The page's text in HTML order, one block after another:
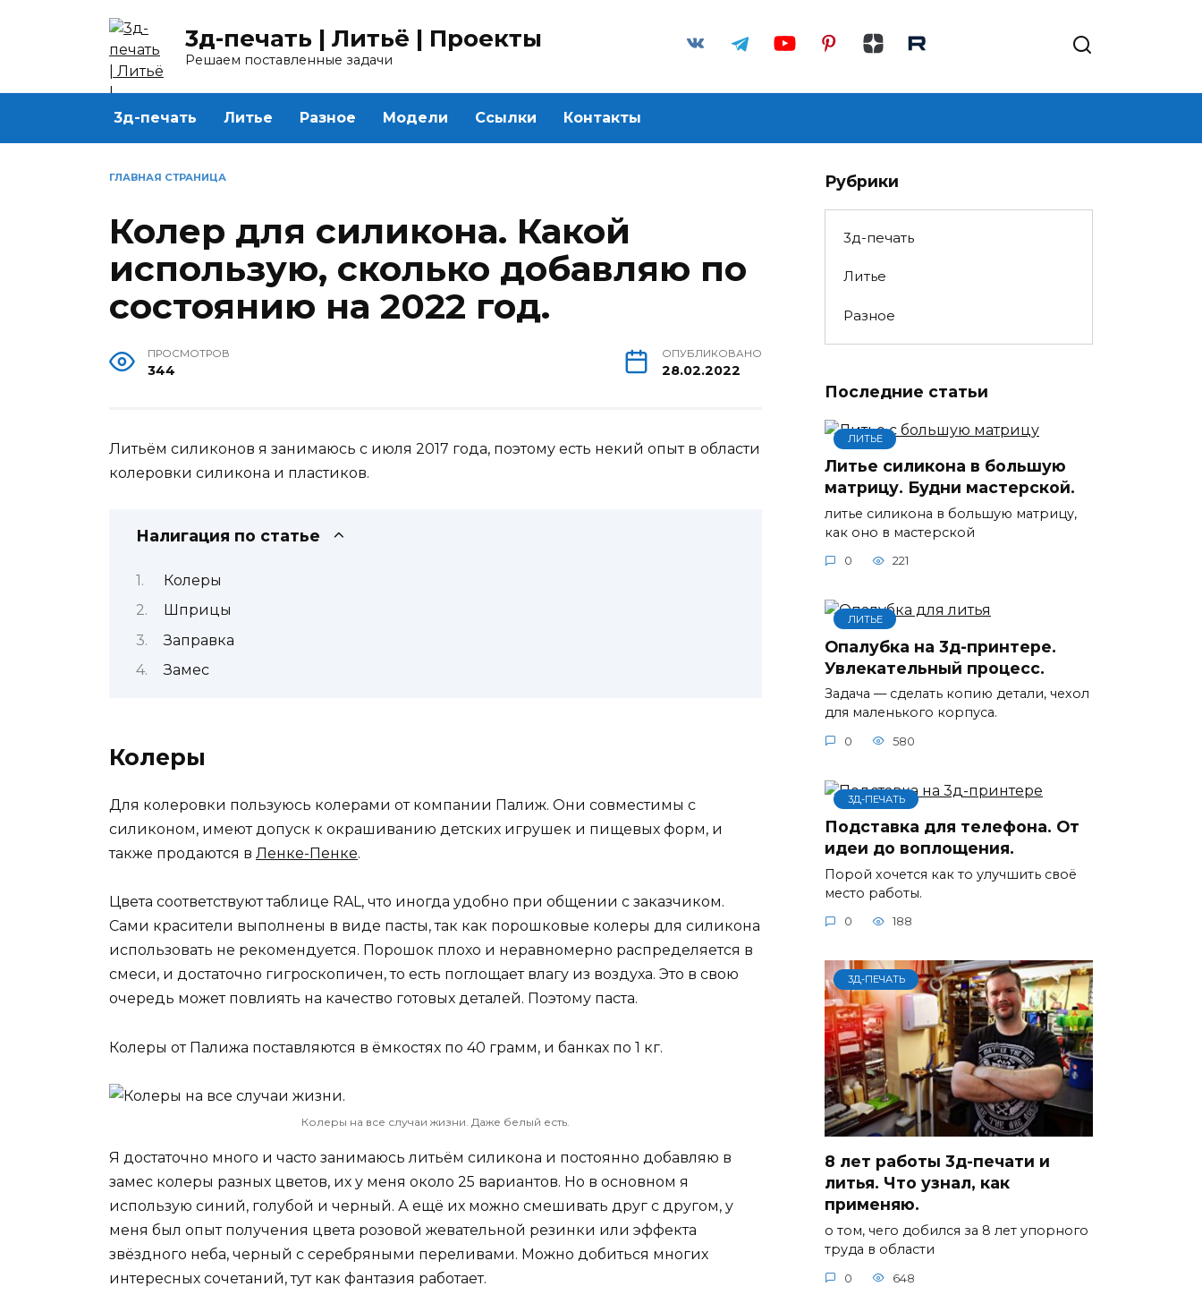
3д-печать | Литьё | Проекты
Решаем поставленные задачи
3д-печать Литье Разное Модели Cсылки Контакты
ГЛАВНАЯ СТРАНИЦА
Колер для силикона. Какой
использую, сколько добавляю по
состоянию на 2022 год.
ПРОСМОТРОВ
344
ОПУБЛИКОВАНО
28.02.2022
Литьём силиконов я занимаюсь с июля 2017 года, поэтому есть некий опыт в области
колеровки силикона и пластиков.
Налигация по статье
Колеры
Шприцы
Заправка
Замес
Колеры
Для колеровки пользуюсь колерами от компании Палиж. Они совместимы с
силиконом, имеют допуск к окрашиванию детских игрушек и пищевых форм, и
также продаются в Ленке-Пенке.
Цвета соответствуют таблице RAL, что иногда удобно при общении с заказчиком.
Сами красители выполнены в виде пасты, так как порошковые колеры для силикона
использовать не рекомендуется. Порошок плохо и неравномерно распределяется в
смеси, и достаточно гигроскопичен, то есть поглощает влагу из воздуха. Это в свою
очередь может повлиять на качество готовых деталей. Поэтому паста.
Колеры от Палижа поставляются в ёмкостях по 40 грамм, и банках по 1 кг.
Колеры на все случаи жизни. Даже белый есть.
Я достаточно много и часто занимаюсь литьём силикона и постоянно добавляю в
замес колеры разных цветов, их у меня около 25 вариантов. Но в основном я
использую синий, голубой и черный. А ещё их можно смешивать друг с другом, у
меня был опыт получения цвета розовой жевательной резинки или эффекта
звёздного неба, черный с серебряными переливами. Можно добиться многих
интересных сочетаний, тут как фантазия работает.
Рубрики
3д-печать
Литье
Разное
Последние статьи
ЛИТЬЕ
Литье силикона в большую
матрицу. Будни мастерской.
литье силикона в большую матрицу,
как оно в мастерской
0 221
ЛИТЬЕ
Опалубка на 3д-принтере.
Увлекательный процесс.
Задача — сделать копию детали, чехол
для маленького корпуса.
0 580
3Д-ПЕЧАТЬ
Подставка для телефона. От
идеи до воплощения.
Порой хочется как то улучшить своё
место работы.
0 188
3Д-ПЕЧАТЬ
8 лет работы 3д-печати и
литья. Что узнал, как
применяю.
о том, чего добился за 8 лет упорного
труда в области
0 648